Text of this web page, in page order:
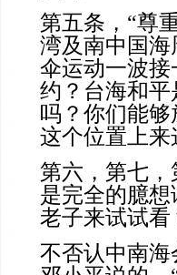
第五条，“尊
湾及南中国
伞运动一波
约？台海和
吗？你们能
这个位置上来
第六，第七
是完全的臆
老子来试试看
不否认中南